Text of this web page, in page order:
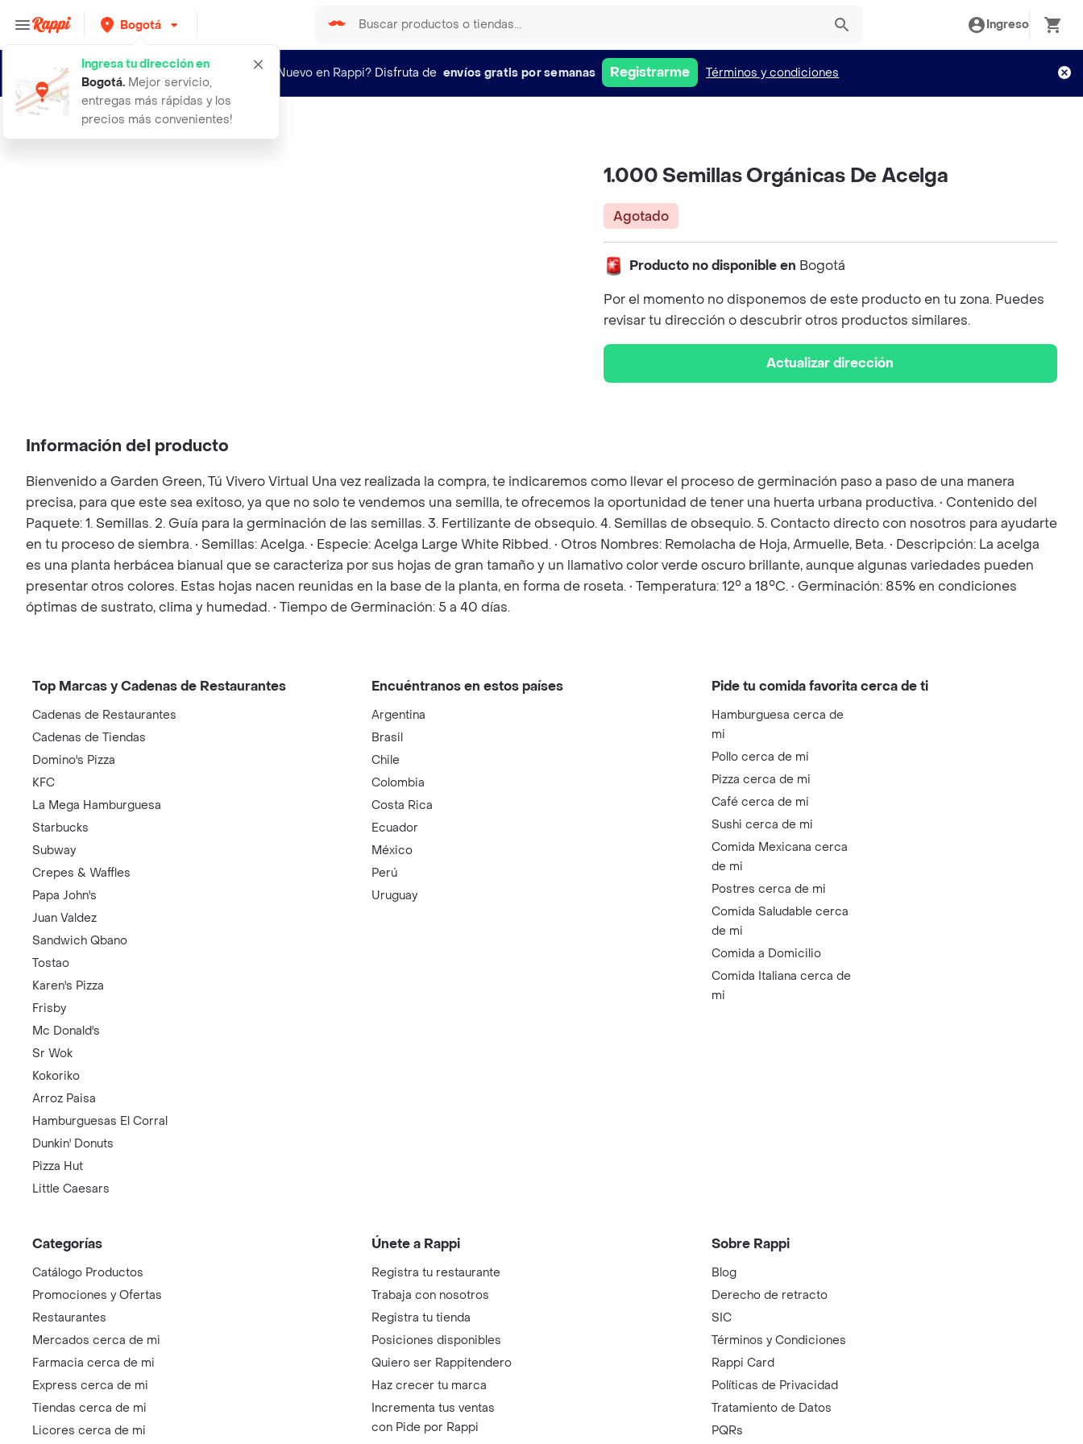
Bogotá
Ingresa tu dirección en
Bogotá. Mejor servicio,
entregas más rápidas y los
precios más convenientes!
Ingreso
¿Nuevo en Rappi? Disfruta de envíos gratis por semanas Registrarme Términos y condiciones
1000 semillas organicas de acelga
1.000 Semillas Orgánicas De Acelga
Agotado
Producto no disponible en Bogotá
Por el momento no disponemos de este producto en tu zona. Puedes
revisar tu dirección o descubrir otros productos similares.
Actualizar dirección
Información del producto
Bienvenido a Garden Green, Tú Vivero Virtual Una vez realizada la compra, te indicaremos como llevar el proceso de germinación paso a paso de una manera
precisa, para que este sea exitoso, ya que no solo te vendemos una semilla, te ofrecemos la oportunidad de tener una huerta urbana productiva. • Contenido del
Paquete: 1. Semillas. 2. Guía para la germinación de las semillas. 3. Fertilizante de obsequio. 4. Semillas de obsequio. 5. Contacto directo con nosotros para ayudarte
en tu proceso de siembra. • Semillas: Acelga. • Especie: Acelga Large White Ribbed. • Otros Nombres: Remolacha de Hoja, Armuelle, Beta. • Descripción: La acelga
es una planta herbácea bianual que se caracteriza por sus hojas de gran tamaño y un llamativo color verde oscuro brillante, aunque algunas variedades pueden
presentar otros colores. Estas hojas nacen reunidas en la base de la planta, en forma de roseta. • Temperatura: 12° a 18°C. • Germinación: 85% en condiciones
óptimas de sustrato, clima y humedad. • Tiempo de Germinación: 5 a 40 días.
Top Marcas y Cadenas de Restaurantes
Cadenas de Restaurantes
Cadenas de Tiendas
Domino's Pizza
KFC
La Mega Hamburguesa
Starbucks
Subway
Crepes & Waffles
Papa John's
Juan Valdez
Sandwich Qbano
Tostao
Karen's Pizza
Frisby
Mc Donald's
Sr Wok
Kokoriko
Arroz Paisa
Hamburguesas El Corral
Dunkin' Donuts
Pizza Hut
Little Caesars
Encuéntranos en estos países
Argentina
Brasil
Chile
Colombia
Costa Rica
Ecuador
México
Perú
Uruguay
Pide tu comida favorita cerca de ti
Hamburguesa cerca de
mi
Pollo cerca de mi
Pizza cerca de mi
Café cerca de mi
Sushi cerca de mi
Comida Mexicana cerca
de mi
Postres cerca de mi
Comida Saludable cerca
de mi
Comida a Domicilio
Comida Italiana cerca de
mi
Categorías
Catálogo Productos
Promociones y Ofertas
Restaurantes
Mercados cerca de mi
Farmacia cerca de mi
Express cerca de mi
Tiendas cerca de mi
Licores cerca de mi
Únete a Rappi
Registra tu restaurante
Trabaja con nosotros
Registra tu tienda
Posiciones disponibles
Quiero ser Rappitendero
Haz crecer tu marca
Incrementa tus ventas
con Pide por Rappi
Sobre Rappi
Blog
Derecho de retracto
SIC
Términos y Condiciones
Rappi Card
Políticas de Privacidad
Tratamiento de Datos
PQRs